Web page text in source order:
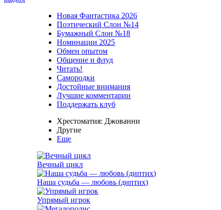
Новая Фантастика 2026
Поэтический Слон №14
Бумажный Слон №18
Номинации 2025
Обмен опытом
Общение и флуд
Читать!
Самородки
Достойные внимания
Лучшие комментарии
Поддержать клуб
Хрестоматия: Джованни
Другие
Еще
Вечный цикл
Наша судьба — любовь (диптих)
Упрямый игрок